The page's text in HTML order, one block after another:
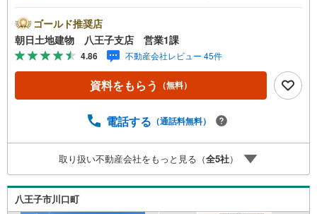
スーパー徒歩圏内で充実の周辺環境■小学校徒歩約11分、
中学校徒歩約14分と安心の距離※バザール会場には、ベビ
ーベッドや キッズスペースをご用意しております。 小
さなお子様連れでも、安心してご来場ください！資料請
求、住宅ローンのご相談などお気軽にお問合せください！
スタッフ25名でお客様がご覧になったことのない情報を多
載できない物件も多数ございます！ご案内時に他物件もご
案内方法ご自宅へお迎え・最寄り駅等でお待ち合わせ、弊
社へのご来社など、ご相談ください。ご希望があれば周辺
環境、お客様の希望に合わせた物件などもご案内をいたし
ます。お住まい探しは朝日土地建物（株）八王子店 営業5
課にお任せください！
ゴールド推奨店
朝日土地建物 八王子支店 営業1課
4.86 不動産会社レビュー 45件
資料をもらう （無料）
電話する （通話料無料）
取り扱い不動産会社をもっと見る（全5社）
八王子市川口町